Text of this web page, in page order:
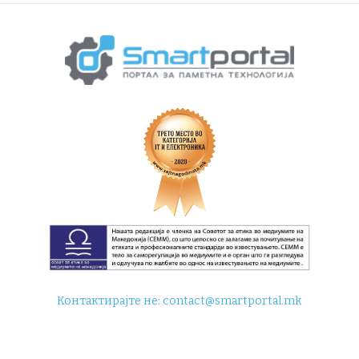
Контактирајте не:contact@smartportal.mk